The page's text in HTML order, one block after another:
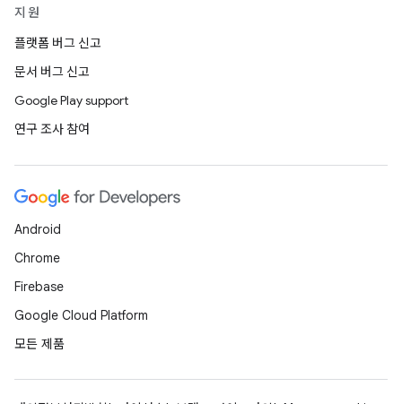
지원
플랫폼 버그 신고
문서 버그 신고
Google Play support
연구 조사 참여
Android
Chrome
Firebase
Google Cloud Platform
모든 제품